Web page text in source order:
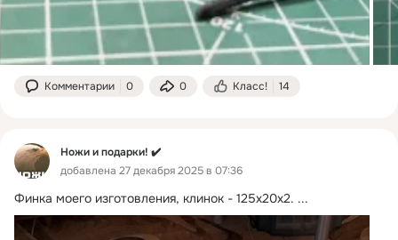
Комментарии 0 0 Класс! 14
Ножи и подарки! ✔️
добавлена 27 декабря 2025 в 07:36
Финка моего изготовления, клинок - 125х20х2. ...